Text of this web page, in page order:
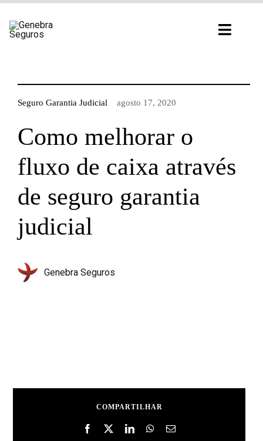
para
Seguro Garantia Judicial agosto 17, 2020
Como melhorar o
fluxo de caixa através
de seguro garantia
judicial
Genebra Seguros
COMPARTILHAR